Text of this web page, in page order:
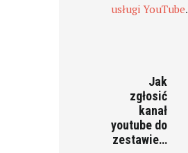
usługi YouTube.
Jak
zgłosić
kanał
youtube do
zestawie…